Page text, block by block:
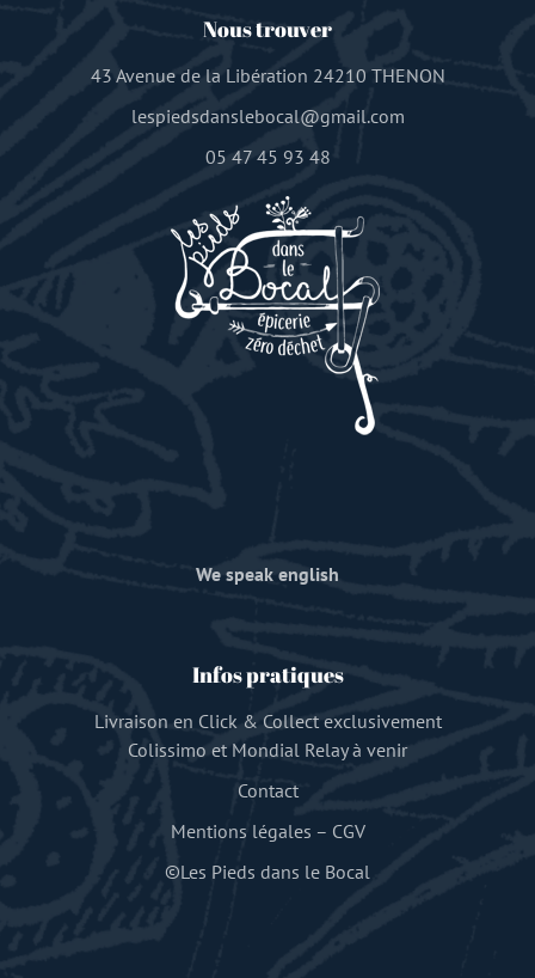
Nous trouver
43 Avenue de la Libération 24210 THENON
lespiedsdanslebocal@gmail.com
05 47 45 93 48
We speak english
Infos pratiques
Livraison en Click & Collect exclusivement
Colissimo et Mondial Relay à venir
Contact
Mentions légales – CGV
©Les Pieds dans le Bocal